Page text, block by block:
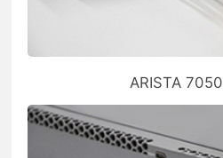
ARISTA